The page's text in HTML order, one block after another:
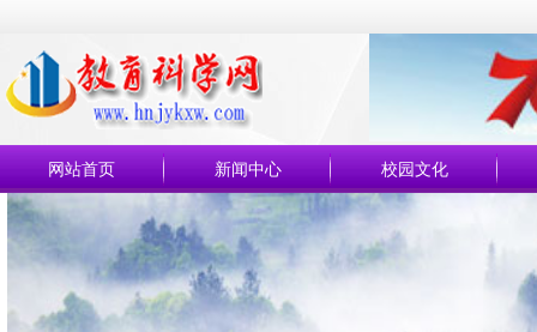
网站首页 新闻中心 校园文化